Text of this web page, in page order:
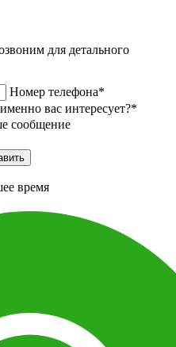
для детального
Номер телефона*
вас интересует?*
сообщение
время